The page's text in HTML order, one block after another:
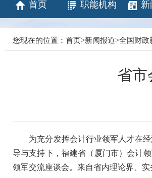
首页 职能机构 新
您现在的位置： 首页>新闻报道>全国财政
省市
为充分发挥会计行业领军人才在经
导与支持下，福建省（厦门市）会计
领军交流座谈会。来自省内理论界、